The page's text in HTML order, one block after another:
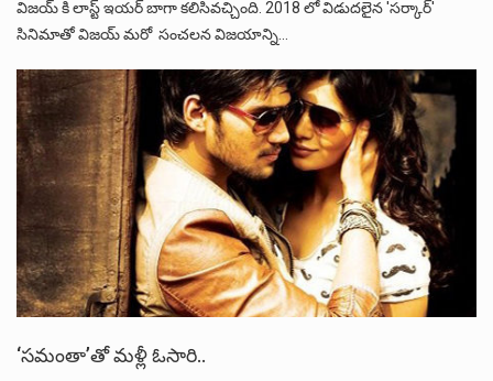
విజయ్ కి లాస్ట్ ఇయర్ బాగా కలిసివచ్చింది. 2018 లో విడుదలైన 'సర్కార్'
సినిమాతో విజయ్ మరో సంచలన విజయాన్ని…
‘సమంతా’తో మళ్లీ ఓసారి..